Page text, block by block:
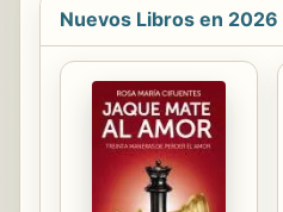
del ejército
el
guerra un
escapó vivo
tierra
cubano. Ésta
cocinero y
Nuevos Libros en 2026